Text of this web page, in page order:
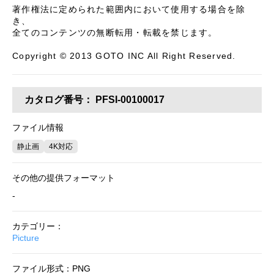
著作権法に定められた範囲内において使用する場合を除
き、
全てのコンテンツの無断転用・転載を禁じます。
Copyright © 2013 GOTO INC All Right Reserved.
カタログ番号： PFSI-00100017
ファイル情報
静止画 4K対応
その他の提供フォーマット
-
カテゴリー：
Picture
ファイル形式：PNG